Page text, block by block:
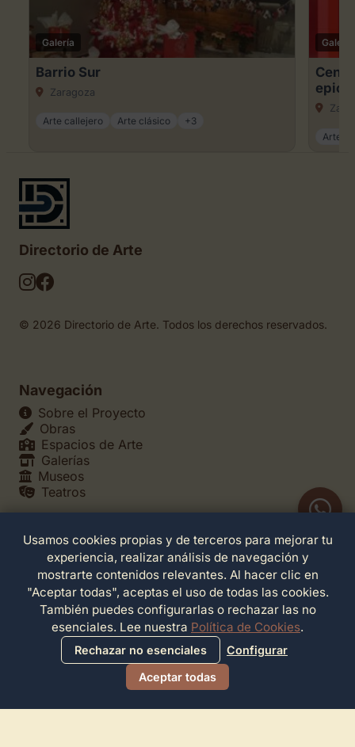
Galería
Barrio Sur
Zaragoza
Arte callejero Arte clásico +3
Galería
Arte
Directorio de Arte
© 2026 Directorio de Arte. Todos los derechos reservados.
Navegación
Sobre el Proyecto
Obras
Espacios de Arte
Galerías
Museos
Teatros
Legales
Política de Privacidad
Política de Cookies
Configuración de Cookies
Términos de Servicio
Contacto
Usamos cookies propias y de terceros para mejorar tu
experiencia, realizar análisis de navegación y
mostrarte contenidos relevantes. Al hacer clic en
"Aceptar todas", aceptas el uso de todas las cookies.
También puedes configurarlas o rechazar las no
esenciales. Lee nuestra Política de Cookies.
Rechazar no esenciales
Configurar
Aceptar todas